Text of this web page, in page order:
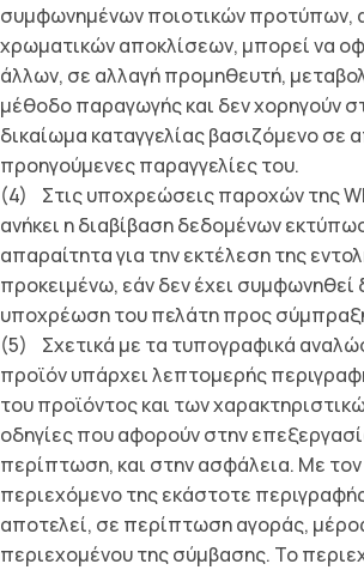
συμφωνημένων ποιοτικών προτύπων,
χρωματικών αποκλίσεων, μπορεί να
άλλων, σε αλλαγή προμηθευτή,
μέθοδο παραγωγής και δεν χορηγούν
δικαίωμα καταγγελίας βασιζόμενο σε
προηγούμενες παραγγελίες του.
(4) Στις υποχρεώσεις παροχών της
ανήκει η διαβίβαση δεδομένων
απαραίτητα για την εκτέλεση της
προκειμένω, εάν δεν έχει συμφωνηθεί
υποχρέωση του πελάτη προς
(5) Σχετικά με τα τυπογραφικά
προϊόν υπάρχει λεπτομερής
του προϊόντος και των
οδηγίες που αφορούν στην
περίπτωση, και στην ασφάλεια. Με
περιεχόμενο της εκάστοτε
αποτελεί, σε περίπτωση αγοράς,
περιεχομένου της σύμβασης. Το